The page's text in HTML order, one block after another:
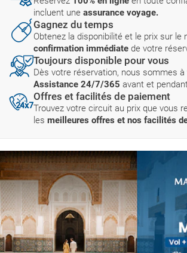
incluent une assurance voyage.
Gagnez du temps
Obtenez la disponibilité et le prix sur le
confirmation immédiate de votre
Toujours disponible pour vous
Dès votre réservation, nous sommes
Assistance 24/7/365 avant et
Offres et facilités de paiement
Trouvez votre circuit au prix que vous
les meilleures offres et nos facilités